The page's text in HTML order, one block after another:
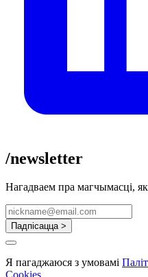
/newsletter
Нагадваем пра магчымасці,
Падпісацца >
Я пагаджаюся з умовамі